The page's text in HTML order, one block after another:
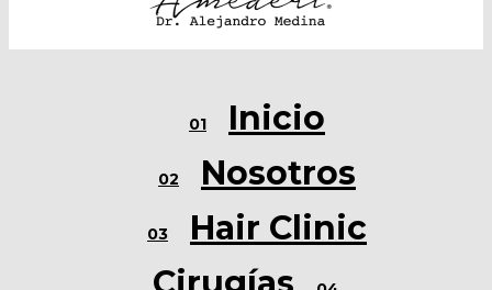
01 Inicio
02 Nosotros
03
Hair Clinic